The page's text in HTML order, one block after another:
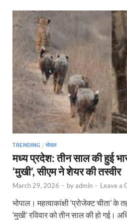
TRENDING / भोपाल
मध्य प्रदेश: तीन साल की हुई
‘मुखी’, सीएम ने शेयर की तस्वीर
March 29, 2026 - byadmin - Leave a
भोपाल। महत्वाकांक्षी ‘प्रोजेक्ट चीता’ के
‘मुखी’ रविवार को तीन साल की हो गई।